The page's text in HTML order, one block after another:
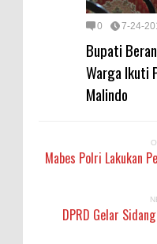
0 7-24-
Bupati
Warga Ikuti
Malindo
Mabes Polri Lakukan
DPRD Gelar